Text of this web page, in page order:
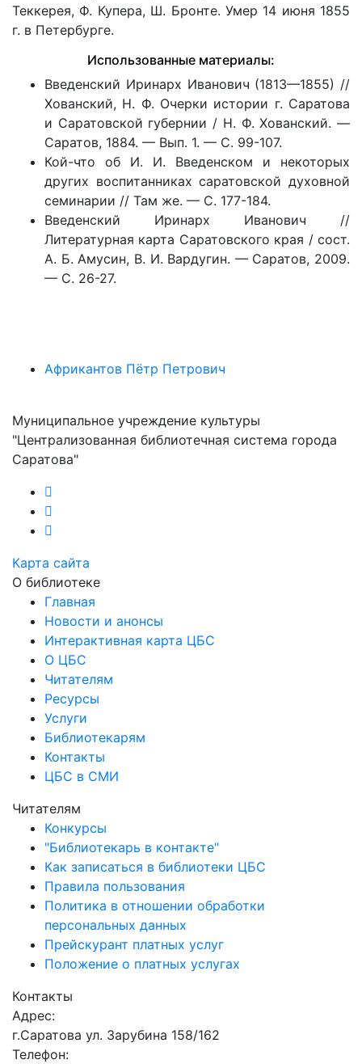
Теккерея, Ф. Купера, Ш. Бронте. Умер 14 июня 1855
г. в Петербурге.
Использованные материалы:
Введенский Иринарх Иванович (1813—1855) //
Хованский, Н. Ф. Очерки истории г. Саратова
и Саратовской губернии / Н. Ф. Хованский. —
Саратов, 1884. — Вып. 1. — С. 99-107.
Кой-что об И. И. Введенском и некоторых
других воспитанниках саратовской духовной
семинарии // Там же. — С. 177-184.
Введенский Иринарх Иванович //
Литературная карта Саратовского края / сост.
А. Б. Амусин, В. И. Вардугин. — Саратов, 2009.
— С. 26-27.
Африкантов Пётр Петрович
Муниципальное учреждение культуры
"Централизованная библиотечная система города
Саратова"
Карта сайта
О библиотеке
Главная
Новости и анонсы
Интерактивная карта ЦБС
О ЦБС
Читателям
Ресурсы
Услуги
Библиотекарям
Контакты
ЦБС в СМИ
Читателям
Конкурсы
"Библиотекарь в контакте"
Как записаться в библиотеки ЦБС
Правила пользования
Политика в отношении обработки
персональных данных
Прейскурант платных услуг
Положение о платных услугах
Контакты
Адрес:
г.Саратова ул. Зарубина 158/162
Телефон: